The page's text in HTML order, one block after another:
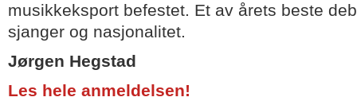
musikkeksport befestet. Et av årets beste
sjanger og nasjonalitet.
Jørgen Hegstad
Les hele anmeldelsen!